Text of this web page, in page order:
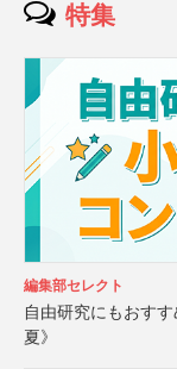
特集
編集部セレクト
自由研究にもおす
夏》